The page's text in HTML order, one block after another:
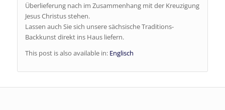
Überlieferung nach im Zusammenhang mit der Kreuzigung
Jesus Christus stehen.
Lassen auch Sie sich unsere sächsische Traditions-
Backkunst direkt ins Haus liefern.
This post is also available in: Englisch